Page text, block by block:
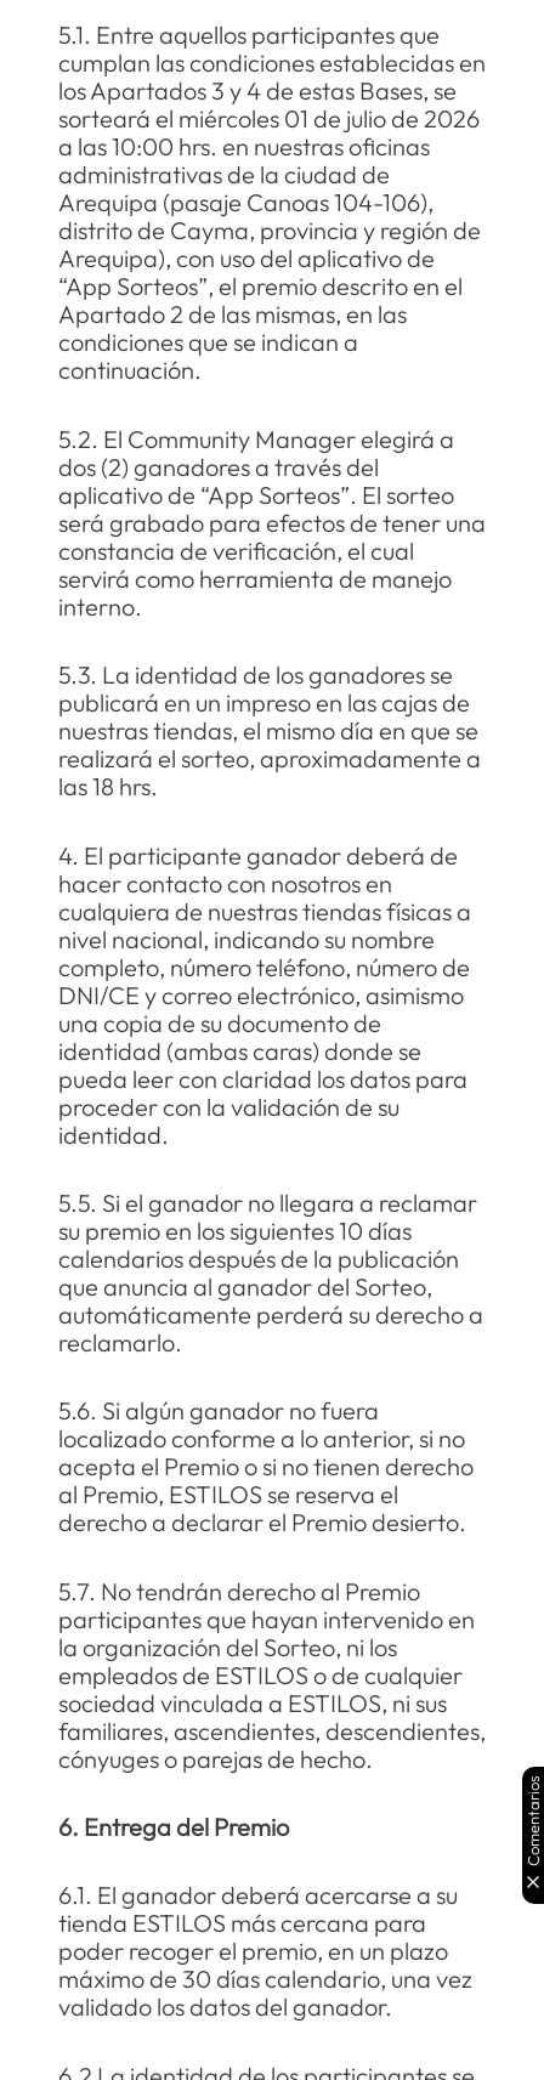
5.1. Entre aquellos participantes que
cumplan las condiciones establecidas en
los Apartados 3 y 4 de estas Bases, se
sorteará el miércoles 01 de julio de 2026
a las 10:00 hrs. en nuestras oficinas
administrativas de la ciudad de
Arequipa (pasaje Canoas 104-106),
distrito de Cayma, provincia y región de
Arequipa), con uso del aplicativo de
“App Sorteos”, el premio descrito en el
Apartado 2 de las mismas, en las
condiciones que se indican a
continuación.
5.2. El Community Manager elegirá a
dos (2) ganadores a través del
aplicativo de “App Sorteos”. El sorteo
será grabado para efectos de tener una
constancia de verificación, el cual
servirá como herramienta de manejo
interno.
5.3. La identidad de los ganadores se
publicará en un impreso en las cajas de
nuestras tiendas, el mismo día en que se
realizará el sorteo, aproximadamente a
las 18 hrs.
4. El participante ganador deberá de
hacer contacto con nosotros en
cualquiera de nuestras tiendas físicas a
nivel nacional, indicando su nombre
completo, número teléfono, número de
DNI/CE y correo electrónico, asimismo
una copia de su documento de
identidad (ambas caras) donde se
pueda leer con claridad los datos para
proceder con la validación de su
identidad.
5.5. Si el ganador no llegara a reclamar
su premio en los siguientes 10 días
calendarios después de la publicación
que anuncia al ganador del Sorteo,
automáticamente perderá su derecho a
reclamarlo.
5.6. Si algún ganador no fuera
localizado conforme a lo anterior, si no
acepta el Premio o si no tienen derecho
al Premio, ESTILOS se reserva el
derecho a declarar el Premio desierto.
5.7. No tendrán derecho al Premio
participantes que hayan intervenido en
la organización del Sorteo, ni los
empleados de ESTILOS o de cualquier
sociedad vinculada a ESTILOS, ni sus
familiares, ascendientes, descendientes,
cónyuges o parejas de hecho.
6. Entrega del Premio
6.1. El ganador deberá acercarse a su
tienda ESTILOS más cercana para
poder recoger el premio, en un plazo
máximo de 30 días calendario, una vez
validado los datos del ganador.
Comentarios